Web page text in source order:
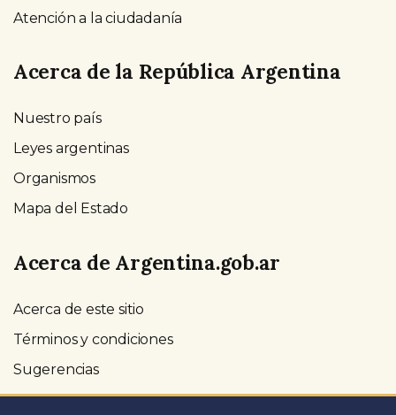
Atención a la ciudadanía
Acerca de la República Argentina
Nuestro país
Leyes argentinas
Organismos
Mapa del Estado
Acerca de Argentina.gob.ar
Acerca de este sitio
Términos y condiciones
Sugerencias